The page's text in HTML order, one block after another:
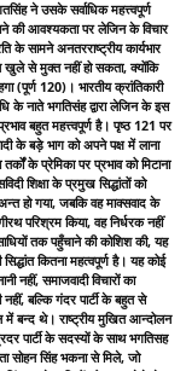
ने उसके सर्वाधिक महत्त्वपूर्ण
की आवश्यकता पर लेजिन के विचार
के सामने अनतरराष्ट्रीय कार्यभार
खुले से मुक्त नहीं हो सकता, क्योंकि
(पूर्ण 120)। भारतीय क्रांतिकारी
के नाते भगतिसंह द्वारा लेजिन के इस
बहुत महत्त्वपूर्ण है। पृष्ठ 121 पर
के बड़े भाग को अपने पक्ष में लाना
के प्रेमिका पर प्रभाव को मिटाना
शिक्षा के प्रमुख सिद्धांतों को
हो गया, जबकि वह माक्सवाद के
परिश्रम किया, वह निर्धरक नहीं
तक पहुँचाने की कोशिश की, यह
कितना महत्वपूर्ण है। यह कोई
नहीं, समाजवादी विचारों का
बल्कि गंदर पार्टी के बहुत से
में बन्द थे। राष्ट्रीय मुखित आन्दोलन
पार्टी के सदस्यों के साथ भगतिसह
सोहन सिंह भकना से मिले, जो